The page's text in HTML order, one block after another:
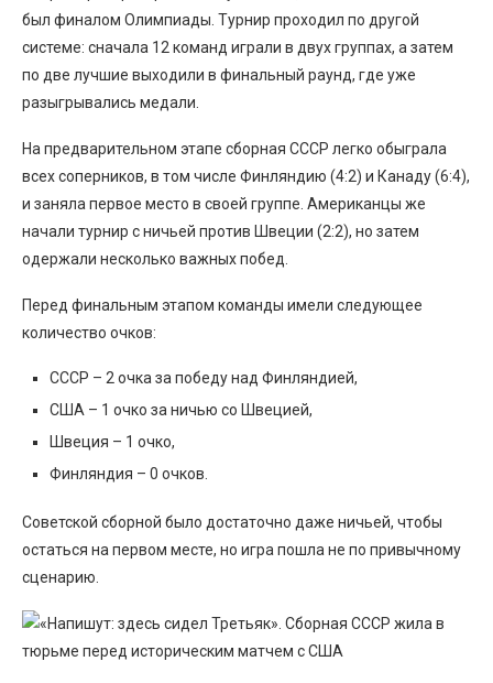
был финалом Олимпиады. Турнир проходил по другой
системе: сначала 12 команд играли в двух группах, а затем
по две лучшие выходили в финальный раунд, где уже
разыгрывались медали.
На предварительном этапе сборная СССР легко обыграла
всех соперников, в том числе Финляндию (4:2) и Канаду (6:4),
и заняла первое место в своей группе. Американцы же
начали турнир с ничьей против Швеции (2:2), но затем
одержали несколько важных побед.
Перед финальным этапом команды имели следующее
количество очков:
СССР – 2 очка за победу над Финляндией,
США – 1 очко за ничью со Швецией,
Швеция – 1 очко,
Финляндия – 0 очков.
Советской сборной было достаточно даже ничьей, чтобы
остаться на первом месте, но игра пошла не по привычному
сценарию.